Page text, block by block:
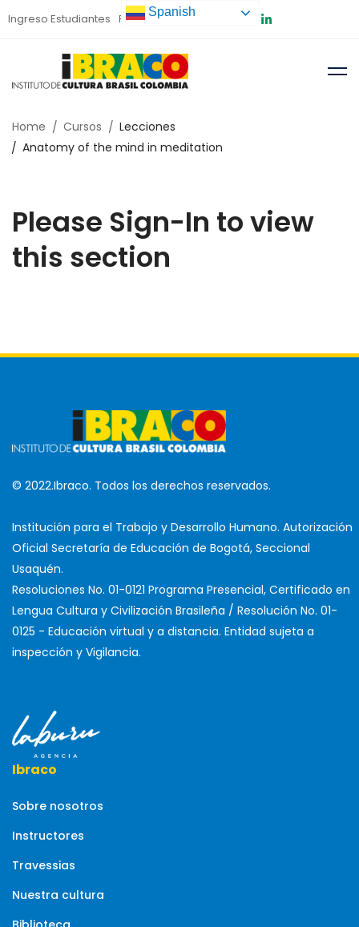
Ingreso Estudiantes Preinscripción
Home Cursos
Lecciones
Anatomy of the mind in meditation
Please Sign-In to view
this section
© 2022.Ibraco. Todos los derechos reservados.
Institución para el Trabajo y Desarrollo Humano. Autorización
Oficial Secretaría de Educación de Bogotá, Seccional
Usaquén.
Resoluciones No. 01-0121 Programa Presencial, Certificado en
Lengua Cultura y Civilización Brasileña / Resolución No. 01-
0125 - Educación virtual y a distancia. Entidad sujeta a
inspección y Vigilancia.
Ibraco
Sobre nosotros
Instructores
Travessias
Nuestra cultura
Spanish